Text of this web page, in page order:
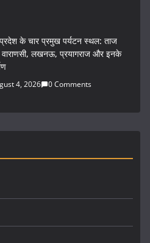
प्रदेश के चार प्रमुख पर्यटन स्थल: ताज
लखनऊ, प्रयागराज और इनके
4, 2026 0 Comments